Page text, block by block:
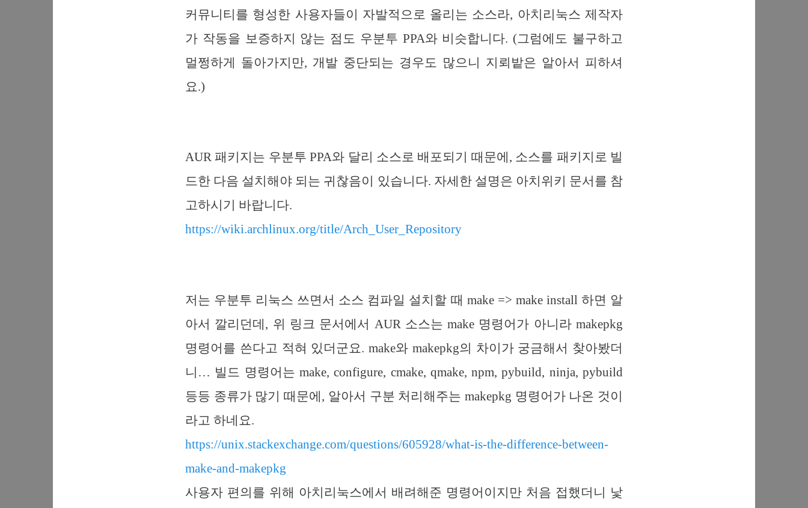
커뮤니티를 형성한 사용자들이 자발적으로 올리는 소스라, 아치리눅스 제작자
가 작동을 보증하지 않는 점도 우분투 PPA와 비슷합니다. (그럼에도 불구하고
멀쩡하게 돌아가지만, 개발 중단되는 경우도 많으니 지뢰밭은 알아서 피하셔
요.)
AUR 패키지는 우분투 PPA와 달리 소스로 배포되기 때문에, 소스를 패키지로 빌
드한 다음 설치해야 되는 귀찮음이 있습니다. 자세한 설명은 아치위키 문서를 참
고하시기 바랍니다.
https://wiki.archlinux.org/title/Arch_User_Repository
저는 우분투 리눅스 쓰면서 소스 컴파일 설치할 때 make => make install 하면 알
아서 깔리던데, 위 링크 문서에서 AUR 소스는 make 명령어가 아니라 makepkg
명령어를 쓴다고 적혀 있더군요. make와 makepkg의 차이가 궁금해서 찾아봤더
니… 빌드 명령어는 make, configure, cmake, qmake, npm, pybuild, ninja, pybuild
등등 종류가 많기 때문에, 알아서 구분 처리해주는 makepkg 명령어가 나온 것이
라고 하네요.
https://unix.stackexchange.com/questions/605928/what-is-the-difference-between-
make-and-makepkg
사용자 편의를 위해 아치리눅스에서 배려해준 명령어이지만 처음 접했더니 낯